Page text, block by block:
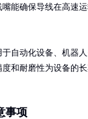
能确保导线在高速
于自动化设备、机器
度和耐磨性为设备的
事项